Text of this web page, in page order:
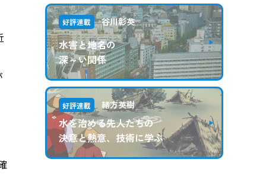
好評連載 谷川彰英
水害と地名の
深～い関係
好評連載 緒方英樹
水を治める先人たちの
決意と熱意、技術に学ぶ